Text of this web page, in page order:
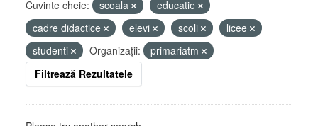
Cuvinte cheie: scoala
educatie
cadre didactice
elevi scoli
licee
studenti
Organizații:
primariatm
Filtrează Rezultatele